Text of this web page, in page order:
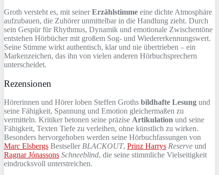
Groth versteht es, mit seinerErzählstimme eine dichte Atmosphäre
aufzubauen, die Zuhörer unmittelbar in die Handlung zieht. Durch
sein Gespür für Rhythmus, Dynamik und emotionale Zwischentöne
entstehen Hörbücher mit großem Sog- und Wiedererkennungswert.
Seine Stimme wirkt authentisch, klar und nie übertrieben – ein
Markenzeichen, das ihn von vielen anderen Hörbuchsprechern
unterscheidet.
Rezensionen
Hörerinnen und Hörer loben Steffen Groths bildhafte Lesung und
seine Fähigkeit, Spannung und Emotion gleichermaßen zu
vermitteln. Kritiker betonen seine präzise Artikulation und seine
Fähigkeit, Texten Tiefe zu verleihen, ohne künstlich zu wirken.
Besonders hervorgehoben werden seine Hörbuchfassungen von
Marc Elsbergs Bestseller BLACKOUT, Prinz Harrys Reserve und
Ragnar Jónassons Schneeblind, die seine stimmliche Vielseitigkeit
eindrucksvoll unterstreichen.